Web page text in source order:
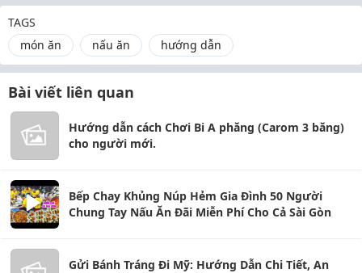
TAGS
món ăn
nấu ăn hướng dẫn
Bài viết liên quan
Hướng dẫn cách Chơi Bi A phăng (Carom 3 băng)
cho người mới.
Bếp Chay Khủng Núp Hẻm Gia Đình 50 Người
Chung Tay Nấu Ăn Đãi Miễn Phí Cho Cả Sài Gòn
Gửi Bánh Tráng Đi Mỹ: Hướng Dẫn Chi Tiết, An